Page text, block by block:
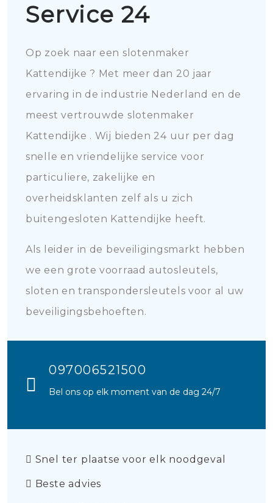
Service 24
Op zoek naar een slotenmaker
Kattendijke ? Met meer dan 20 jaar
ervaring in de industrie Nederland en de
meest vertrouwde slotenmaker
Kattendijke . Wij bieden 24 uur per dag
snelle en vriendelijke service voor
particuliere, zakelijke en
overheidsklanten zelf als u zich
buitengesloten Kattendijke heeft.
Als leider in de beveiligingsmarkt hebben
we een grote voorraad autosleutels,
sloten en transpondersleutels voor al uw
beveiligingsbehoeften.
097006521500
Bel ons op elk moment van de dag 24/7
Snel ter plaatse voor elk noodgeval
Beste advies